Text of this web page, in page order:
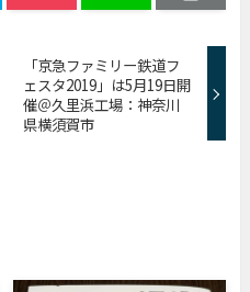
「京急ファミリー鉄道フ
ェスタ2019」は5月19日開
催＠久里浜工場：神奈川
県横須賀市